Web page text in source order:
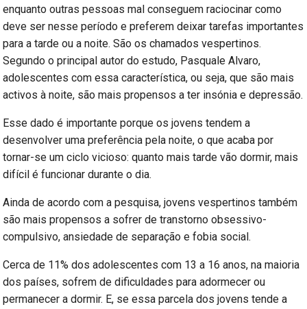
enquanto outras pessoas mal conseguem raciocinar como
deve ser nesse período e preferem deixar tarefas importantes
para a tarde ou a noite. São os chamados vespertinos.
Segundo o principal autor do estudo, Pasquale Alvaro,
adolescentes com essa característica, ou seja, que são mais
activos à noite, são mais propensos a ter insónia e depressão.
Esse dado é importante porque os jovens tendem a
desenvolver uma preferência pela noite, o que acaba por
tornar-se um ciclo vicioso: quanto mais tarde vão dormir, mais
difícil é funcionar durante o dia.
Ainda de acordo com a pesquisa, jovens vespertinos também
são mais propensos a sofrer de transtorno obsessivo-
compulsivo, ansiedade de separação e fobia social.
Cerca de 11% dos adolescentes com 13 a 16 anos, na maioria
dos países, sofrem de dificuldades para adormecer ou
permanecer a dormir. E, se essa parcela dos jovens tende a